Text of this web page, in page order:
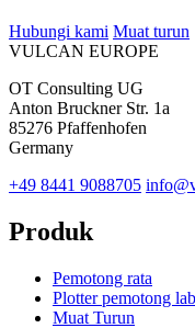
Hubungi kami Muat turun
VULCAN EUROPE
OT Consulting UG
Anton Bruckner Str. 1a
85276 Pfaffenhofen
Germany
+49 8441 9088705
Produk
Pemotong rata
Plotter pemotong
Muat Turun